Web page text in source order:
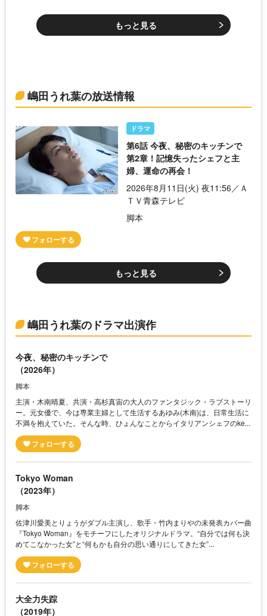
もっと見る
嶋田うれ葉の放送情報
ドラマ
第6話 今夜、秘密のキッチンで
第2章！記憶失ったシェフと主
婦、運命の再会！
2026年8月11日(火) 夜11:56／Ａ
ＴＶ青森テレビ
脚本
もっと見る
嶋田うれ葉のドラマ出演作
今夜、秘密のキッチンで
（2026年）
脚本
主演・木南晴夏、共演・高杉真宙の大人のファンタジック・ラブストーリ
ー。元女優で、今は専業主婦として生活するあゆみ(木南)は、日常生活に
不満を抱えていた。そんな時、ひょんなことからイタリアンシェフのke...
Tokyo Woman
（2023年）
脚本
佐津川愛美とりょうがダブル主演し、歌手・竹内まりやの未発表カバー曲
『Tokyo Woman』をモチーフにしたオリジナルドラマ。“自分では何も決
めてこなかった女”と“何もかも自分の思い通りにしてきた女”...
大全力失踪
（2019年）